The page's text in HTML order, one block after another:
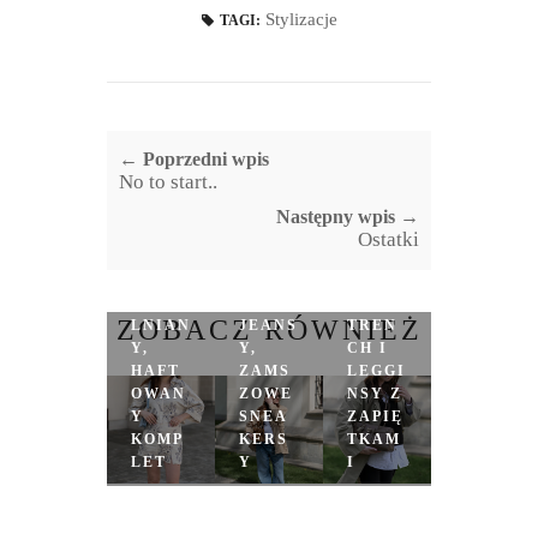
TAGI: Stylizacje
← Poprzedni wpis
No to start..
Następny wpis →
Ostatki
ZOBACZ RÓWNIEŻ
LNIAN
Y,
HAFT
OWAN
Y
KOMP
LET
JEANS
Y,
ZAMS
ZOWE
SNEA
KERS
Y
TREN
CH I
LEGGI
NSY Z
ZAPIĘ
TKAM
I